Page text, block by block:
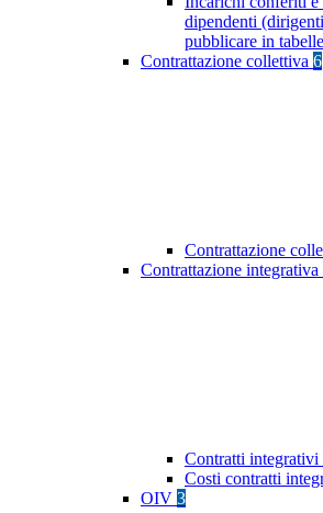
dipendenti
pubblicare in
Contrattazione collettiva 6
Contrattazione
Contrattazione integrativa
Contratti integrativi
Costi contratti
OIV 3